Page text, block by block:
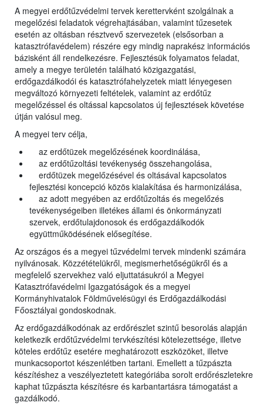
A megyei erdőtűzvédelmi tervek kerettervként szolgálnak a
megelőzési feladatok végrehajtásában, valamint tűzesetek
esetén az oltásban résztvevő szervezetek (elsősorban a
katasztrófavédelem) részére egy mindig naprakész információs
bázisként áll rendelkezésre. Fejlesztésük folyamatos feladat,
amely a megye területén található közigazgatási,
erdőgazdálkodói és katasztrófahelyzetek miatt lényegesen
megváltozó környezeti feltételek, valamint az erdőtűz
megelőzéssel és oltással kapcsolatos új fejlesztések követése
útján valósul meg.
A megyei terv célja,
az erdőtüzek megelőzésének koordinálása,
az erdőtűzoltási tevékenység összehangolása,
erdőtüzek megelőzésével és oltásával kapcsolatos
fejlesztési koncepció közös kialakítása és harmonizálása,
az adott megyében az erdőtűzoltás és megelőzés
tevékenységeiben illetékes állami és önkormányzati
szervek, erdőtulajdonosok és erdőgazdálkodók
együttműködésének elősegítése.
Az országos és a megyei tűzvédelmi tervek mindenki számára
nyilvánosak. Közzétételükről, megismerhetőségükről és a
megfelelő szervekhez való eljuttatásukról a Megyei
Katasztrófavédelmi Igazgatóságok és a megyei
Kormányhivatalok Földművelésügyi és Erdőgazdálkodási
Főosztályai gondoskodnak.
Az erdőgazdálkodónak az erdőrészlet szintű besorolás alapján
keletkezik erdőtűzvédelmi tervkészítési kötelezettsége, illetve
köteles erdőtűz esetére meghatározott eszközöket, illetve
munkacsoportot készenlétben tartani. Emellett a tűzpászta
készítéshez a veszélyeztetett kategóriába sorolt erdőrészletekre
kaphat tűzpászta készítésre és karbantartásra támogatást a
gazdálkodó.